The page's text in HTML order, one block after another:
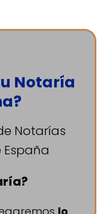
Notaría
Notarías